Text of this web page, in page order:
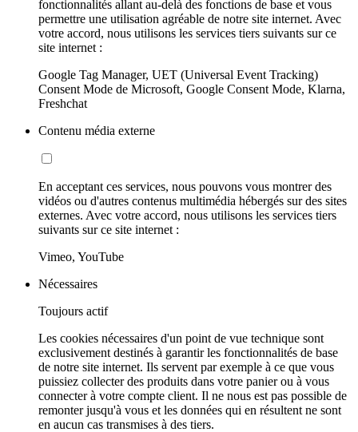
fonctionnalités allant au-delà des fonctions de base et vous
permettre une utilisation agréable de notre site internet. Avec
votre accord, nous utilisons les services tiers suivants sur ce
site internet :
Google Tag Manager, UET (Universal Event Tracking)
Consent Mode de Microsoft, Google Consent Mode, Klarna,
Freshchat
Contenu média externe
En acceptant ces services, nous pouvons vous montrer des
vidéos ou d'autres contenus multimédia hébergés sur des sites
externes. Avec votre accord, nous utilisons les services tiers
suivants sur ce site internet :
Vimeo, YouTube
Nécessaires
Toujours actif
Les cookies nécessaires d'un point de vue technique sont
exclusivement destinés à garantir les fonctionnalités de base
de notre site internet. Ils servent par exemple à ce que vous
puissiez collecter des produits dans votre panier ou à vous
connecter à votre compte client. Il ne nous est pas possible de
remonter jusqu'à vous et les données qui en résultent ne sont
en aucun cas transmises à des tiers.